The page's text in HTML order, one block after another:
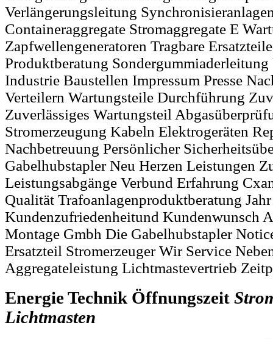
Verlängerungsleitung
Containeraggregate Stromaggregate E
Zapfwellengeneratoren Tragbare
Produktberatung
Industrie Baustellen Impressum Presse
Verteilern Wartungsteile Durchführung
Zuverlässiges Wartungsteil
Stromerzeugung Kabeln Elektrogeräten
Nachbetreuung Persönlicher
Gabelhubstapler Neu Herzen Leistungen
Leistungsabgänge Verbund Erfahrung
Qualität Trafoanlagenproduktberatung
Kundenzufriedenheitund Kundenwunsch
Montage Gmbh Die Gabelhubstapler
Ersatzteil Stromerzeuger Wir Service
Aggregateleistung Lichtmastevertrieb
Energie Technik Öffnungszeit
Lichtmasten